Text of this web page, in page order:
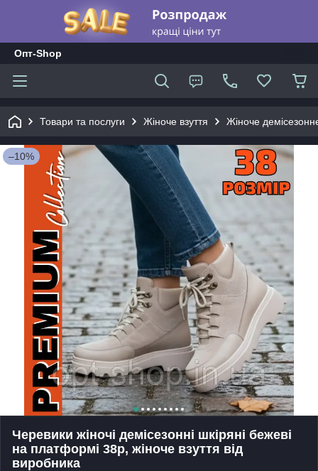
Опт-Shop
Товари та послуги Жіноче взуття Жіноче
–10%
Черевики жіночі демісезонні шкіряні бежеві
на платформі 38р, жіноче взуття від
виробника